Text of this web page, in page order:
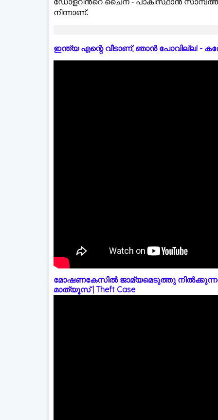
നിന്നാണ്.
ഇന്ത്യ എന്റെ വീടാണ്, ഞാൻ പോവില്ല! -
മോഷണകേസിൽ ജാമ്യമെടുത്തു
മാത്യൂസ് | Theft Case